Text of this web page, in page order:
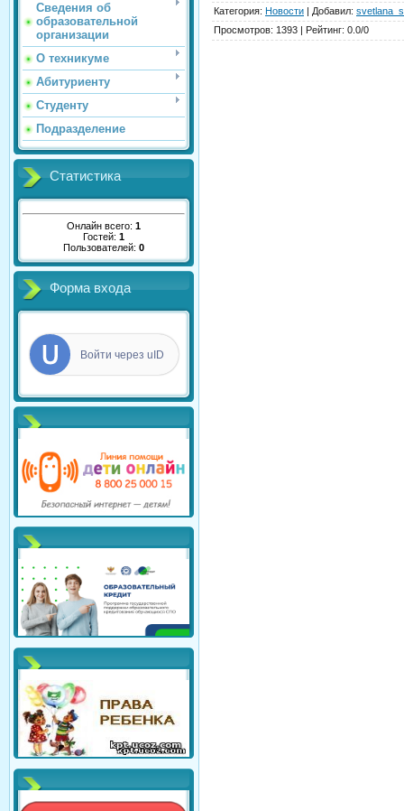
Сведения об
образовательной
организации
О техникуме
Абитуриенту
Студенту
Подразделение
Статистика
Онлайн всего: 1
Гостей: 1
Пользователей: 0
Форма входа
Войти через uID
Категория: Новости | Добавил:
Просмотров: 1393 | Рейтинг: 0.0/0